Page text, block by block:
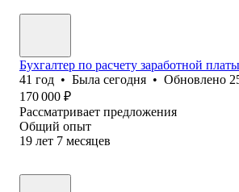
Бухгалтер по расчету заработной платы
41 год • Была сегодня • Обновлено
170 000 ₽
Рассматривает предложения
Общий опыт
19 лет 7 месяцев